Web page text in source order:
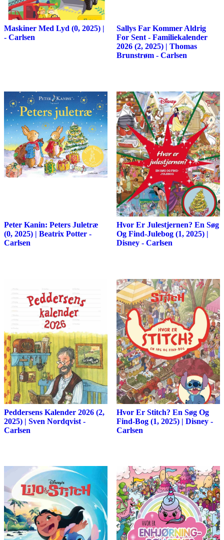
Maskiner Med Lyd (0, 2025) |
- Carlsen
Sallys Far Kommer Aldrig
For Sent - Familiekalender
2026 (2, 2025) | Thomas
Brunstrøm - Carlsen
Peter Kanin: Peters Juletræ
(0, 2025) | Beatrix Potter -
Carlsen
Hvor Er Julestjernen? En Søg
Og Find-Julebog (1, 2025) |
Disney - Carlsen
Peddersens Kalender 2026 (2,
2025) | Sven Nordqvist -
Carlsen
Hvor Er Stitch? En Søg Og
Find-Bog (1, 2025) | Disney -
Carlsen